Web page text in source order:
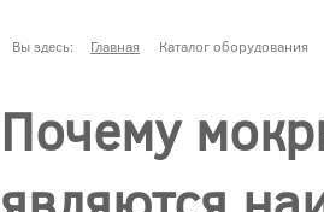
Вы здесь: Главная Каталог оборудования
Почему